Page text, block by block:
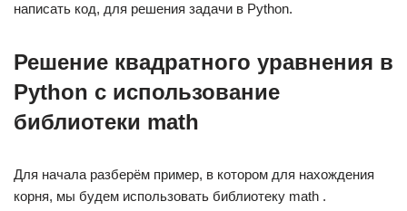
написать код, для решения задачи в Python.
Решение квадратного уравнения в
Python с использование
библиотеки math
Для начала разберём пример, в котором для нахождения
корня, мы будем использовать библиотеку math .